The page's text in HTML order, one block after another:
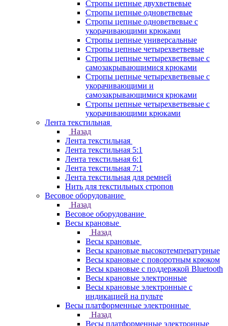
Стропы цепные двухветвевые
Стропы цепные одноветвевые
Стропы цепные одноветвевые с
укорачивающими крюками
Стропы цепные универсальные
Стропы цепные четырехветвевые
Стропы цепные четырехветвевые с
самозакрывающимися крюками
Стропы цепные четырехветвевые с
укорачивающими и
самозакрывающимися крюками
Стропы цепные четырехветвевые с
укорачивающими крюками
Лента текстильная
Назад
Лента текстильная
Лента текстильная 5:1
Лента текстильная 6:1
Лента текстильная 7:1
Лента текстильная для ремней
Нить для текстильных стропов
Весовое оборудование
Назад
Весовое оборудование
Весы крановые
Назад
Весы крановые
Весы крановые высокотемпературные
Весы крановые с поворотным крюком
Весы крановые с поддержкой Bluetooth
Весы крановые электронные
Весы крановые электронные с
индикацией на пульте
Весы платформенные электронные
Назад
Весы платформенные электронные